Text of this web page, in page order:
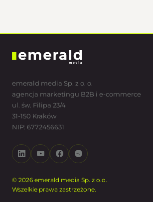
emerald media Sp. z o. o.
agencja marketingu B2B i e-commerce
ul. św. Filipa 23/4
31-150 Kraków
NIP: 6772456631
© 2026 emerald media Sp. z o.o.
Wszelkie prawa zastrzeżone.